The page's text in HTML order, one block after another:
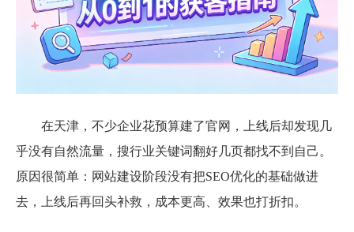
在天津，不少企业花预算建了官网，上线后却发现几
乎没有自然流量，搜行业关键词翻好几页都找不到自己。
原因很简单：网站建设阶段没有把SEO优化的基础做进
去，上线后再回头补救，成本更高、效果也打折扣。